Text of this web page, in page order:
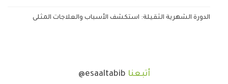
الدورة الشهرية الثقيلة: استكشف الأسباب والعلاجات المثلى
أتبعنا @esaaltabib